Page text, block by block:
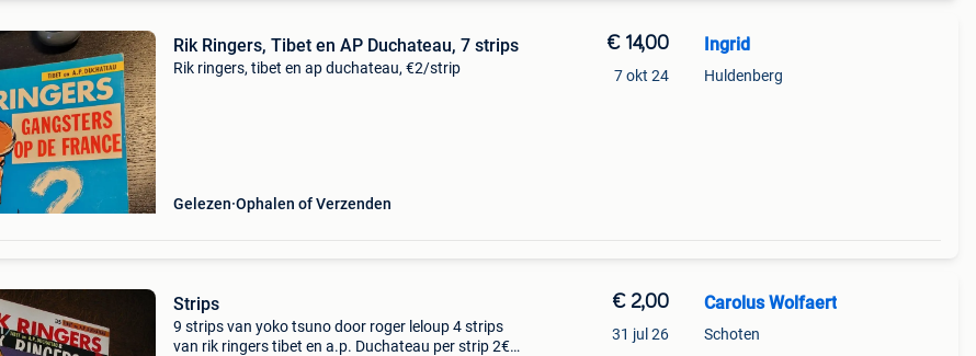
Rik Ringers, Tibet en AP Duchateau, 7 strips
Rik ringers, tibet en ap duchateau, €2/strip
Gelezen Ophalen of Verzenden
€ 14,00
7 okt 24
Ingrid
Huldenberg
Strips
9 strips van yoko tsuno door roger leloup 4 strips
van rik ringers tibet en a.p. Duchateau per strip 2€
€ 2,00
31 jul 26
Carolus Wolfaert
Schoten